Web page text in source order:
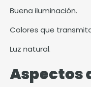
Buena iluminación.
Colores que
Luz natural.
Aspectos